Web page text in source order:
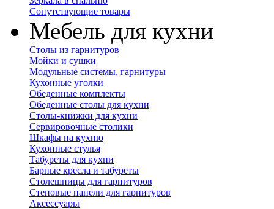
Сопутствующие товары
Мебель для кухни
Столы из гарнитуров
Мойки и сушки
Модульные системы, гарнитуры
Кухонные уголки
Обеденные комплекты
Обеденные столы для кухни
Столы-книжки для кухни
Сервировочные столики
Шкафы на кухню
Кухонные стулья
Табуреты для кухни
Барные кресла и табуреты
Столешницы для гарнитуров
Стеновые панели для гарнитуров
Аксессуары